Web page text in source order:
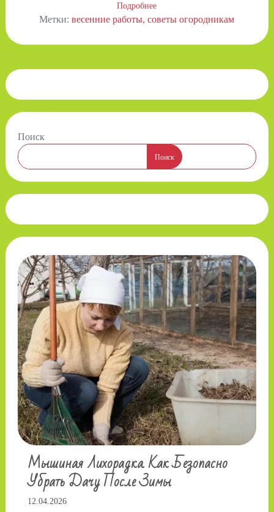
Подробнее
Метки:весенние работы советы огородникам
Поиск
Поиск
Мышиная Лихорадка. Как Безопасно
Убрать Дачу После Зимы
12.04.2026